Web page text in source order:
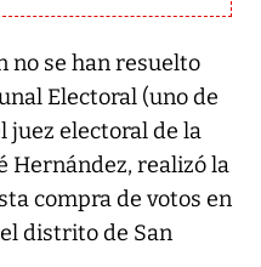
no se han resuelto
Electoral (uno de
juez electoral de la
Hernández, realizó la
compra de votos en
distrito de San